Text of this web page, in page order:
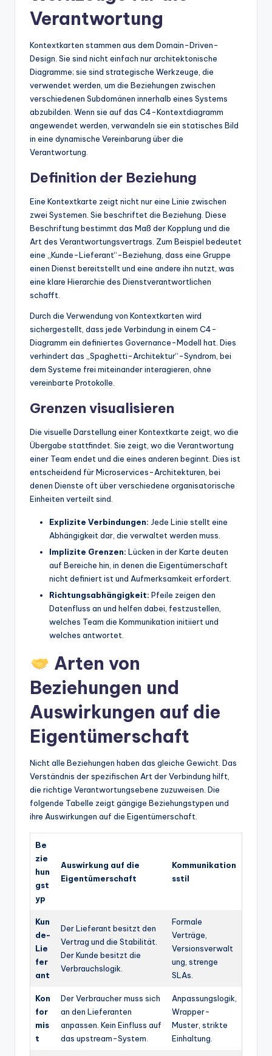
Verantwortung
Kontextkarten stammen aus dem Domain-Driven-
Design. Sie sind nicht einfach nur architektonische
Diagramme; sie sind strategische Werkzeuge, die
verwendet werden, um die Beziehungen zwischen
verschiedenen Subdomänen innerhalb eines Systems
abzubilden. Wenn sie auf das C4-Kontextdiagramm
angewendet werden, verwandeln sie ein statisches Bild
in eine dynamische Vereinbarung über die
Verantwortung.
Definition der Beziehung
Eine Kontextkarte zeigt nicht nur eine Linie zwischen
zwei Systemen. Sie beschriftet die Beziehung. Diese
Beschriftung bestimmt das Maß der Kopplung und die
Art des Verantwortungsvertrags. Zum Beispiel bedeutet
eine „Kunde-Lieferant“-Beziehung, dass eine Gruppe
einen Dienst bereitstellt und eine andere ihn nutzt, was
eine klare Hierarchie des Dienstverantwortlichen
schafft.
Durch die Verwendung von Kontextkarten wird
sichergestellt, dass jede Verbindung in einem C4-
Diagramm ein definiertes Governance-Modell hat. Dies
verhindert das „Spaghetti-Architektur“-Syndrom, bei
dem Systeme frei miteinander interagieren, ohne
vereinbarte Protokolle.
Grenzen visualisieren
Die visuelle Darstellung einer Kontextkarte zeigt, wo die
Übergabe stattfindet. Sie zeigt, wo die Verantwortung
einer Team endet und die eines anderen beginnt. Dies ist
entscheidend für Microservices-Architekturen, bei
denen Dienste oft über verschiedene organisatorische
Einheiten verteilt sind.
Explizite Verbindungen: Jede Linie stellt eine
Abhängigkeit dar, die verwaltet werden muss.
Implizite Grenzen: Lücken in der Karte deuten
auf Bereiche hin, in denen die Eigentümerschaft
nicht definiert ist und Aufmerksamkeit erfordert.
Richtungsabhängigkeit: Pfeile zeigen den
Datenfluss an und helfen dabei, festzustellen,
welches Team die Kommunikation initiiert und
welches antwortet.
Arten von
Beziehungen und
Auswirkungen auf die
Eigentümerschaft
Nicht alle Beziehungen haben das gleiche Gewicht. Das
Verständnis der spezifischen Art der Verbindung hilft,
die richtige Verantwortungsebene zuzuweisen. Die
folgende Tabelle zeigt gängige Beziehungstypen und
ihre Auswirkungen auf die Eigentümerschaft.
Be
zie
hun
gst
yp
Auswirkung auf die
Eigentümerschaft
Kommunikation
sstil
Kun
de-
Lie
fer
ant
Der Lieferant besitzt den
Vertrag und die Stabilität.
Der Kunde besitzt die
Verbrauchslogik.
Formale
Verträge,
Versionsverwalt
ung, strenge
SLAs.
Kon
for
mis
t
Der Verbraucher muss sich
an den Lieferanten
anpassen. Kein Einfluss auf
das upstream-System.
Anpassungslogik,
Wrapper-
Muster, strikte
Einhaltung.